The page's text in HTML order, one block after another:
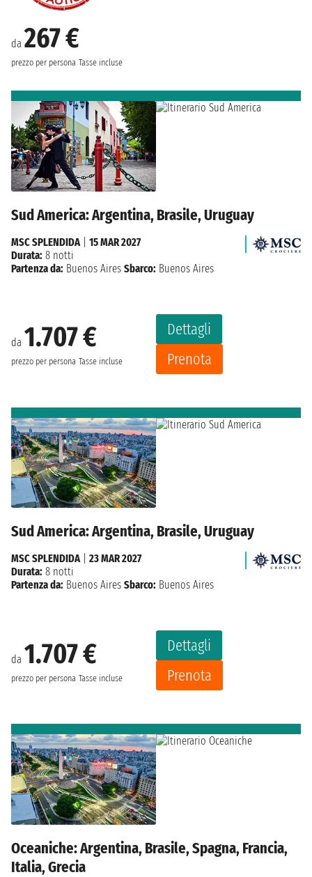
da 267 €
prezzo per persona Tasse incluse
Sud America: Argentina, Brasile, Uruguay
da 1.707 €
prezzo per persona Tasse incluse
Dettagli
Prenota
MSC SPLENDIDA
15 MAR 2027
Durata: 8 notti
Partenza da: Buenos Aires Sbarco: Buenos Aires
Sud America: Argentina, Brasile, Uruguay
da 1.707 €
prezzo per persona Tasse incluse
Dettagli
Prenota
MSC SPLENDIDA| 23 MAR 2027
Durata: 8 notti
Partenza da: Buenos Aires Sbarco: Buenos Aires
Oceaniche: Argentina, Brasile, Spagna, Francia,
Italia, Grecia